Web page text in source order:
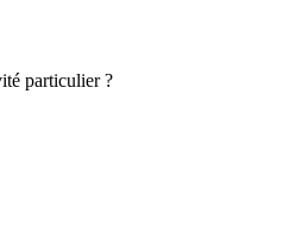
particulier ?